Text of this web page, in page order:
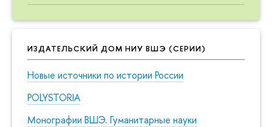
ИЗДАТЕЛЬСКИЙ ДОМ НИУ ВШЭ (СЕРИИ)
Новые источники по истории России
POLYSTORIA
Монографии ВШЭ. Гуманитарные науки